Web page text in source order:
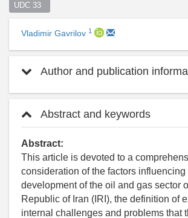
UDC 33
Vladimir Gavrilov 1
Author and publication
Abstract and keywords
Abstract:
This article is devoted to a
consideration of the factors influencing
development of the oil and gas sector
Republic of Iran (IRI), the definition of
internal challenges and problems that